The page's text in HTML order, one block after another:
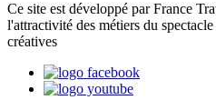
Ce site est développé par France
l'attractivité des métiers du
créatives